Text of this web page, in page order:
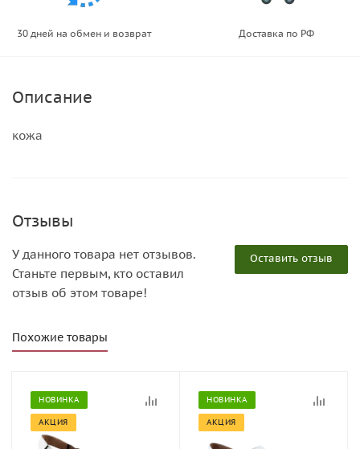
30 дней на обмен и возврат Доставка по РФ
Описание
кожа
Отзывы
Оставить отзыв
У данного товара нет отзывов.
Станьте первым, кто оставил
отзыв об этом товаре!
Похожие товары
НОВИНКА
АКЦИЯ
НОВИНКА
АКЦИЯ